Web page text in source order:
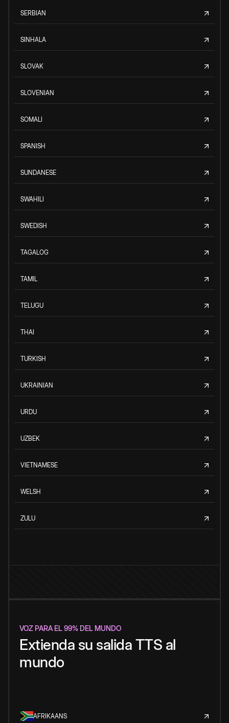
SERBIAN
SINHALA
SLOVAK
SLOVENIAN
SOMALI
SPANISH
SUNDANESE
SWAHILI
SWEDISH
TAGALOG
TAMIL
TELUGU
THAI
TURKISH
UKRAINIAN
URDU
UZBEK
VIETNAMESE
WELSH
ZULU
VOZ PARA EL 99% DEL MUNDO
Extienda su salida TTS al
mundo
AFRIKAANS